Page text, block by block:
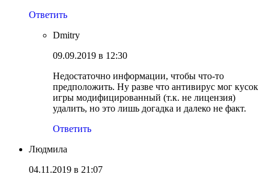
Ответить
Dmitry
09.09.2019 в 12:30
Недостаточно информации, чтобы что-то
предположить. Ну разве что антивирус мог кусок
игры модифицированный (т.к. не лицензия)
удалить, но это лишь догадка и далеко не факт.
Ответить
Людмила
04.11.2019 в 21:07